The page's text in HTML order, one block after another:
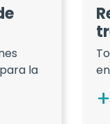
la